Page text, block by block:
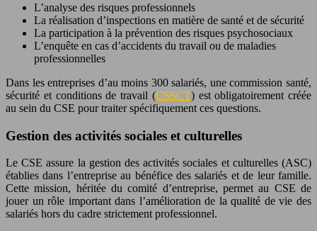
L’analyse des risques professionnels
La réalisation d’inspections en matière de santé et de sécurité
La participation à la prévention des risques psychosociaux
L’enquête en cas d’accidents du travail ou de maladies
professionnelles
Dans les entreprises d’au moins 300 salariés, une commission santé,
sécurité et conditions de travail (CSSCT) est obligatoirement créée
au sein du CSE pour traiter spécifiquement ces questions.
Gestion des activités sociales et culturelles
Le CSE assure la gestion des activités sociales et culturelles (ASC)
établies dans l’entreprise au bénéfice des salariés et de leur famille.
Cette mission, héritée du comité d’entreprise, permet au CSE de
jouer un rôle important dans l’amélioration de la qualité de vie des
salariés hors du cadre strictement professionnel.